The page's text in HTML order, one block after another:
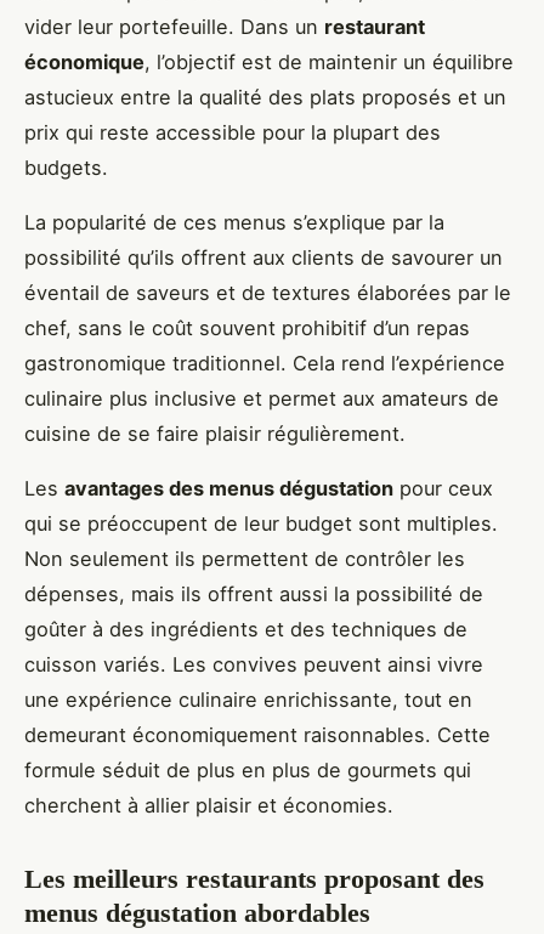
vider leur portefeuille. Dans un restaurant
économique, l’objectif est de maintenir un équilibre
astucieux entre la qualité des plats proposés et un
prix qui reste accessible pour la plupart des
budgets.
La popularité de ces menus s’explique par la
possibilité qu’ils offrent aux clients de savourer un
éventail de saveurs et de textures élaborées par le
chef, sans le coût souvent prohibitif d’un repas
gastronomique traditionnel. Cela rend l’expérience
culinaire plus inclusive et permet aux amateurs de
cuisine de se faire plaisir régulièrement.
Les avantages des menus dégustation pour ceux
qui se préoccupent de leur budget sont multiples.
Non seulement ils permettent de contrôler les
dépenses, mais ils offrent aussi la possibilité de
goûter à des ingrédients et des techniques de
cuisson variés. Les convives peuvent ainsi vivre
une expérience culinaire enrichissante, tout en
demeurant économiquement raisonnables. Cette
formule séduit de plus en plus de gourmets qui
cherchent à allier plaisir et économies.
Les meilleurs restaurants proposant des
menus dégustation abordables